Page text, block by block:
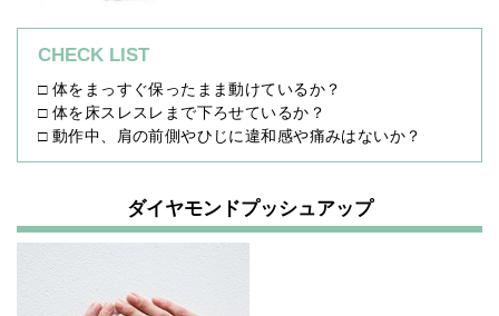
CHECK LIST
□ 体をまっすぐ保ったまま動けているか？
□ 体を床スレスレまで下ろせているか？
□ 動作中、肩の前側やひじに違和感や痛みはないか？
ダイヤモンドプッシュアップ